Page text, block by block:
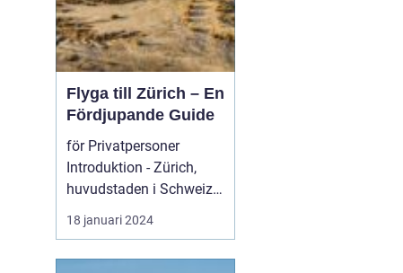
Flyga till Zürich – En
Fördjupande Guide
för Privatpersoner
Introduktion - Zürich,
huvudstaden i Schweiz,
är inte bara känt för s...
18 januari 2024